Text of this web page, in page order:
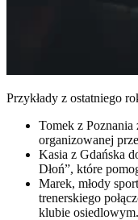
Przykłady z ostatniego
Tomek z Poznania
organizowanej
Kasia z Gdańska
Dłoń”, które
Marek, młody
trenerskiego
klubie osiedlowym.